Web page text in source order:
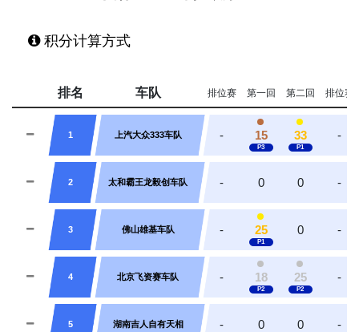
积分计算方式
排名 车队 排位赛 第一回 第二回 排位赛
1 上汽大众333车队 - 15 33 -
2 太和霸王龙毅创车队 - 0 0 -
3 佛山雄基车队 - 25 0 -
4 北京飞资赛车队 - 18 25 -
5 湖南吉人自有天相 - 0 0 -